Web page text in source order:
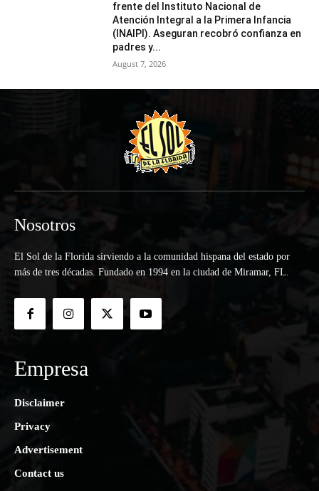
frente del Instituto Nacional de
Atención Integral a la Primera Infancia
(INAIPI). Aseguran recobró confianza en
padres y...
August 7, 2026
Nosotros
El Sol de la Florida sirviendo a la comunidad hispana del estado por
más de tres décadas. Fundado en 1994 en la ciudad de Miramar, FL.
Empresa
Disclaimer
Privacy
Advertisement
Contact us